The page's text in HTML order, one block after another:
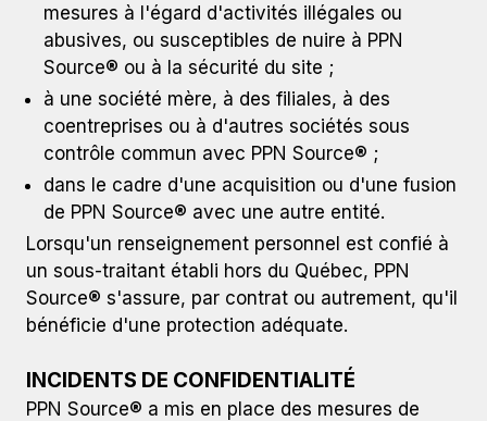
mesures à l'égard d'activités illégales ou
abusives, ou susceptibles de nuire à PPN
Source® ou à la sécurité du site ;
à une société mère, à des filiales, à des
coentreprises ou à d'autres sociétés sous
contrôle commun avec PPN Source® ;
dans le cadre d'une acquisition ou d'une fusion
de PPN Source® avec une autre entité.
Lorsqu'un renseignement personnel est confié à
un sous-traitant établi hors du Québec, PPN
Source® s'assure, par contrat ou autrement, qu'il
bénéficie d'une protection adéquate.
INCIDENTS DE CONFIDENTIALITÉ
PPN Source® a mis en place des mesures de